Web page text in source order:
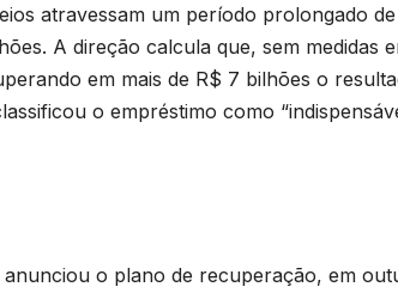
atravessam um período prolongado
A direção calcula que, sem medidas
em mais de R$ 7 bilhões o
o empréstimo como
anunciou o plano de recuperação, em